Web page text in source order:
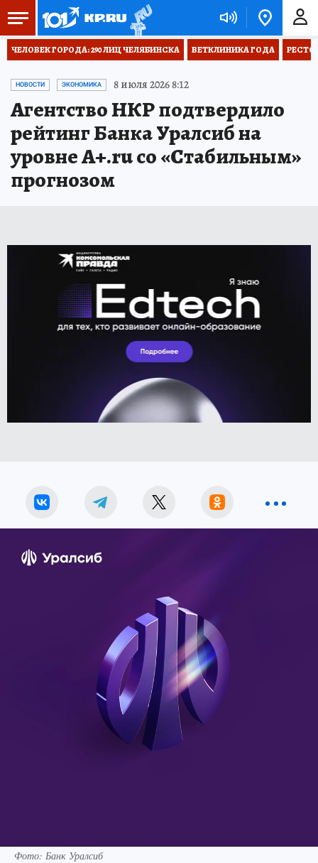
ЧЕЛОВЕК ГОРОДА: 290 ЛИЦ ЧЕЛЯБИНСКА ВЕТКЛИНИКА ГОДА
НОВОСТИ ЭКОНОМИКА 8 июля 2026 8:12
Агентство НКР подтвердило
рейтинг Банка Уралсиб на
уровне A+.ru со «Стабильным»
прогнозом
Фото: Банк Уралсиб